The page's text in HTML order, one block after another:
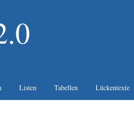
Listen Tabellen Lückentexte